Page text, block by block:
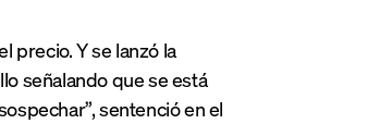
precio. Y se lanzó la
señalando que se está
sentenció en el